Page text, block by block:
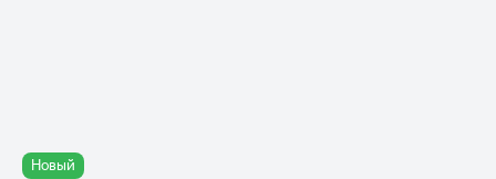
Новый